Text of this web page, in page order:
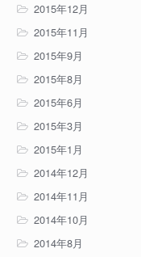
2015年12月
2015年11月
2015年9月
2015年8月
2015年6月
2015年3月
2015年1月
2014年12月
2014年11月
2014年10月
2014年8月